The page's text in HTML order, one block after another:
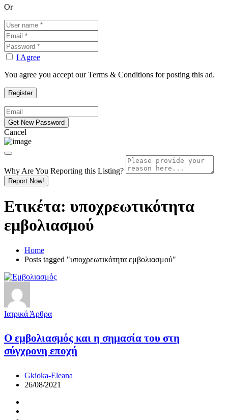
Or
I Agree
You agree you accept our Terms & Conditions for posting this ad.
Cancel
Why Are You Reporting this Listing?
Report Now!
Ετικέτα: υποχρεωτικότητα
εμβολιασμού
Home
Posts tagged "υποχρεωτικότητα εμβολιασμού"
Ιατρικά Άρθρα
Ο εμβολιασμός και η σημασία του στη
σύγχρονη εποχή
Gkioka-Eleana
26/08/2021